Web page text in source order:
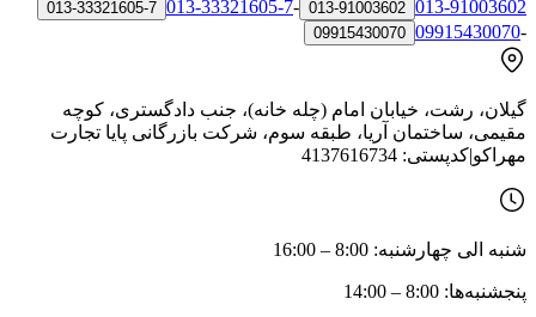
013-91003602
013-91003602
-
013-33321605-7
013-33321605-7
-
09915430070
09915430070
گیلان، رشت، خیابان امام (چله خانه)، جنب دادگستری، کوچه
مقیمی، ساختمان آریا، طبقه سوم، شرکت بازرگانی پایا تجارت
مهراکو|کدپستی: 4137616734
شنبه الی چهارشنبه: 8:00 – 16:00
پنجشنبه‌ها: 8:00 – 14:00